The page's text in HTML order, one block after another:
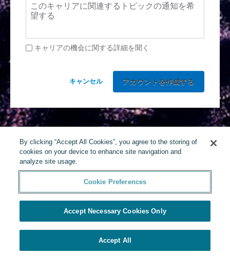
このキャリアに関連するトピックの通知を希
望する
キャリアの機会に関する詳細を聞く
キャンセル
By clicking “Accept All Cookies”, you agree to the storing of
cookies on your device to enhance site navigation and
analyze site usage.
Cookie Preferences
Accept Necessary Cookies Only
Accept All